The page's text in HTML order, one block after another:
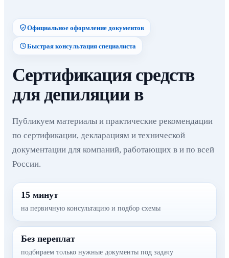
Официальное оформление документов
Быстрая консультация специалиста
Сертификация средств
для депиляции в
Публикуем материалы и практические рекомендации
по сертификации, декларациям и технической
документации для компаний, работающих в и по всей
России.
15 минут
на первичную консультацию и подбор схемы
Без переплат
подбираем только нужные документы под задачу